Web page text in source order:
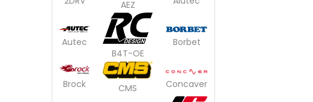
AEZ
Autec
B4T-OE
Borbet
Brock CMS Concaver